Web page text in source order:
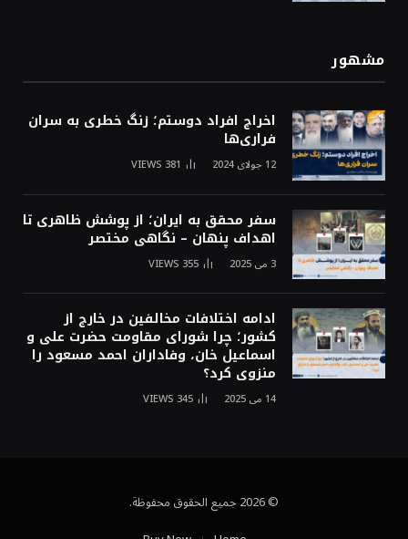
مشهور
اخراج افراد دوستم؛ زنگ خطری به سران
فراری‌ها
12 جولای 2024 381
VIEWS
سفر محقق به ایران؛ از پوشش ظاهری تا
اهداف پنهان – نگاهی مختصر
3 می 2025 355
VIEWS
ادامه اختلافات مخالفین در خارج از
کشور؛ چرا شورای مقاومت حضرت علی و
اسماعیل خان، وفاداران احمد مسعود را
منزوی کرد؟
14 می 2025 345
VIEWS
© 2026 جميع الحقوق محفوظة.